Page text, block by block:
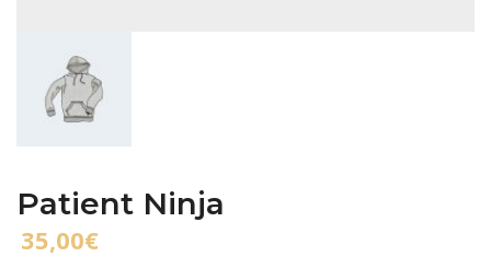
Patient Ninja
35,00€